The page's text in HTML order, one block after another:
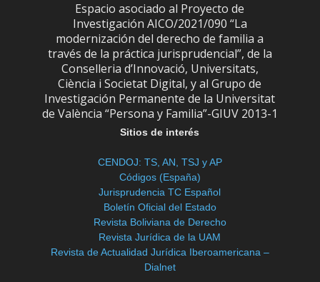
Espacio asociado al Proyecto de
Investigación AICO/2021/090 “La
modernización del derecho de familia a
través de la práctica jurisprudencial”, de la
Conselleria d’Innovació, Universitats,
Ciència i Societat Digital, y al Grupo de
Investigación Permanente de la Universitat
de València “Persona y Familia”-GIUV 2013-1
Sitios de interés
CENDOJ: TS, AN, TSJ y AP
Códigos (España)
Jurisprudencia TC Español
Boletín Oficial del Estado
Revista Boliviana de Derecho
Revista Jurídica de la UAM
Revista de Actualidad Jurídica Iberoamericana –
Dialnet